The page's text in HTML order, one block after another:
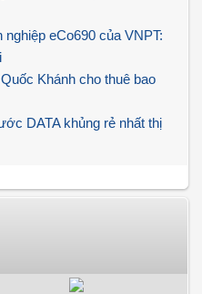
eCo690 của VNPT:
Khánh cho thuê bao
DATA khủng rẻ nhất thị